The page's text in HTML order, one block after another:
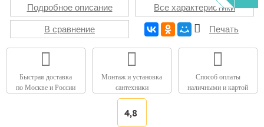
Подробное описание
Все характеристики
В сравнение
Печать
Быстрая доставка
по Москве и России
Монтаж и установка
сантехники
Способ оплаты
наличными и картой
4,8